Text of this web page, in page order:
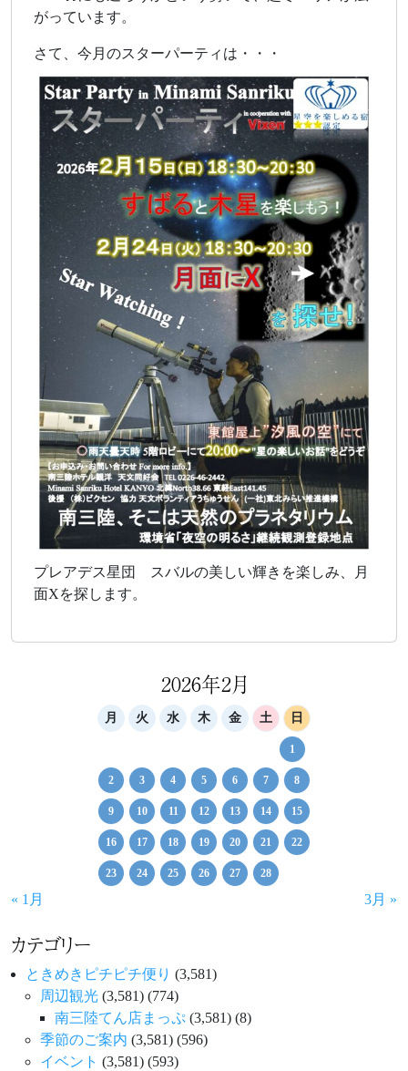
がっています。
さて、今月のスターパーティは・・・
プレアデス星団 スバルの美しい輝きを楽しみ、月
面Xを探します。
2026年2月
月 火 水 木 金 土 日
1
2 3 4 5 6 7 8
9 10 11 12 13 14 15
16 17 18 19 20 21 22
23 24 25 26 27 28
« 1月 3月 »
カテゴリー
ときめきピチピチ便り (3,581)
周辺観光 (3,581) (774)
南三陸てん店まっぷ (3,581) (8)
季節のご案内 (3,581) (596)
イベント (3,581) (593)